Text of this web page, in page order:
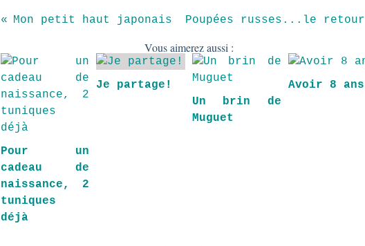
Mon petit haut japonais Poupées russes...le retour
Vous aimerez aussi :
Pour un
cadeau de
naissance, 2
tuniques
déjà
Je partage!
Un brin de
Muguet
Avoir 8 ans